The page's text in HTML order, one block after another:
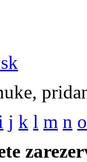
j k l m n o